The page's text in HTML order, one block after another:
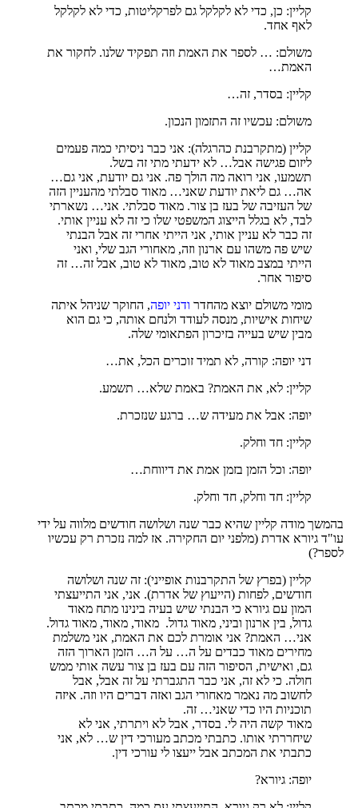
קליין: כן, כדי לא לקלקל גם לפרקליטות, כדי לא לקלקל
לאף אחד.
משולם: … לספר את האמת וזה תפקיד שלנו. לחקור את
האמת…
קליין: בסדר, זה…
משולם: עכשיו זה התזמון הנכון.
קליין (מתקרבנת כהרגלה): אני כבר ניסיתי כמה פעמים
ליזום פגישה אבל… לא ידעתי מתי זה בשל.
תשמעו, אני רואה מה הולך פה. אני גם יודעת, אני גם…
אה… גם ליאת יודעת שאני… מאוד סבלתי מהעניין הזה
של העזיבה של בעז בן צור. מאוד סבלתי. אני… נשארתי
לבד, לא בגלל הייצוג המשפטי שלו כי זה לא עניין אותי.
זה כבר לא עניין אותי, אני הייתי אחרי זה אבל הבנתי
שיש פה משהו עם ארנון וזה, מאחורי הגב שלי, ואני
הייתי במצב מאוד לא טוב, מאוד לא טוב, אבל זה… זה
סיפור אחר.
מומי משולם יוצא מהחדר ודני יופה, החוקר שניהל איתה
שיחות אישיות, מנסה לעודד ולנחם אותה, כי גם הוא
מבין שיש בעייה בזיכרון הפתאומי שלה.
דני יופה: קורה, לא תמיד זוכרים הכל, את…
קליין: לא, את האמת? באמת שלא… תשמע.
יופה: אבל את מעידה ש… ברגע שנזכרת.
קליין: חד וחלק.
יופה: וכל הזמן בזמן אמת את דיווחת…
קליין: חד וחלק, חד וחלק.
בהמשך מודה קליין שהיא כבר שנה ושלושה חודשים מלווה על ידי
עו"ד גיורא אדרת (מלפני יום החקירה. אז למה נזכרת רק עכשיו
לספר?)
קליין (בפרץ של התקרבנות אופייני): זה שנה ושלושה
חודשים, לפחות (הייעוץ של אדרת). אני, אני התייעצתי
המון עם גיורא כי הבנתי שיש בעיה בינינו מתח מאוד
גדול, בין ארנון וביני, מאוד גדול. מאוד, מאוד, מאוד גדול.
אני… האמת? אני אומרת לכם את האמת, אני משלמת
מחירים מאוד כבדים על ה… על ה… הזמן הארוך הזה
גם, ואישית, הסיפור הזה עם בעז בן צור עשה אותי ממש
חולה. כי לא זה, אני כבר התגברתי על זה אבל, אבל
לחשוב מה נאמר מאחורי הגב ואזה דברים היו וזה. איזה
תוכניות היו כדי שאני… זה.
מאוד קשה היה לי. בסדר, אבל לא ויתרתי, אני לא
שיחררתי אותו. כתבתי מכתב מעורכי דין ש… לא, אני
כתבתי את המכתב אבל ייעצו לי עורכי דין.
יופה: גיורא?